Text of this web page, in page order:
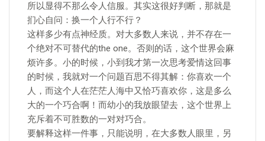
所以显得不那么令人信服。其实这很好判断，那就是
扪心自问：换一个人行不行？
这样多少有点神经质。对大多数人来说，并不存在一
个绝对不可替代的the one。否则的话，这个世界会麻
烦许多。小的时候，小到我才第一次思考爱情这回事
的时候，我就对一个问题百思不得其解：你喜欢一个
人，而这个人在茫茫人海中又恰巧喜欢你，这是多么
大的一个巧合啊！而幼小的我放眼望去，这个世界上
充斥着不可胜数的一对对巧合。
要解释这样一件事，只能说明，在大多数人眼里，另